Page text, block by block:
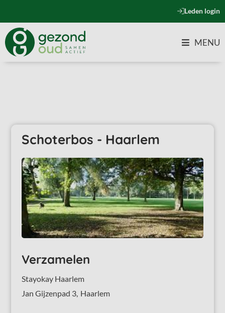
Leden login
MENU
Schoterbos - Haarlem
Verzamelen
Stayokay Haarlem
Jan Gijzenpad 3, Haarlem